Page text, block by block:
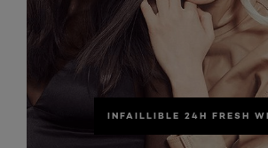
INFAILLIBLE 24H FRESH